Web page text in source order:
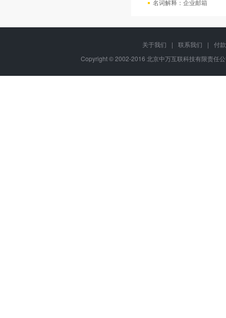
名词解释：企业邮箱
关于我们 | 联系我们 |
付
Copyright © 2002-2016 北京中万互联科技有限责任